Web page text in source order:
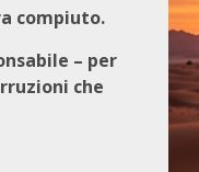
compiuto.
– per
che